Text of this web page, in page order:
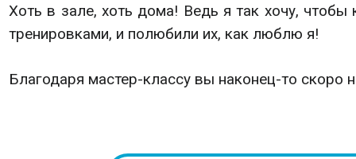
Хоть в зале, хоть дома! Ведь я так хочу,
тренировками, и полюбили их, как люблю я!
Благодаря мастер-классу вы наконец-то скоро